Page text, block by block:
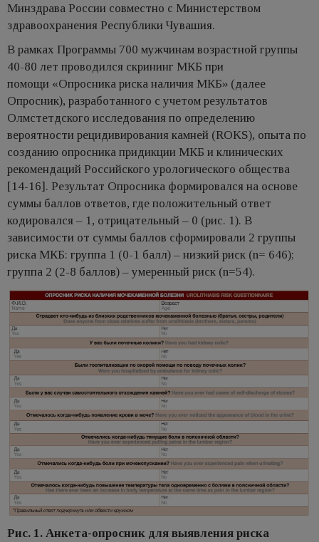
Минздрава России совместно с Министерством
здравоохранения Республики Чувашия.
В рамках Программы 700 мужчинам возрастной группы
40-80 лет проводился скрининг МКБ при
помощи «Опросника риска наличия МКБ» (далее
Опросник), разработанного с учетом результатов
Олмстетдского исследования по определению
вероятности рецидивирования камней (ROKS), опыта по
созданию опросника придикции МКБ и клинических
рекомендаций Российского урологического общества
[14-16]. Результат Опросника формировался на основе
суммы баллов ответов, где положительный ответ
кодировался – 1, отрицательный – 0 (рис. 1). В
зависимости от суммы баллов сформировали 2 группы
риска МКБ: группа 1 (0-1 балл) – низкий риск (n= 646);
группа 2 (2-8 баллов) – умеренный риск (n=54).
Рис. 1. Анкета-опросник для выявления риска